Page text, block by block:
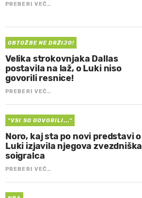
PREBERI VEČ…
OBTOŽBE NE DRŽIJO!
Velika strokovnjaka Dallas
postavila na laž, o Luki niso
govorili resnice!
PREBERI VEČ…
"VSI SO GOVORILI..."
Noro, kaj sta po novi predstavi o
Luki izjavila njegova zvezdniška
soigralca
PREBERI VEČ…